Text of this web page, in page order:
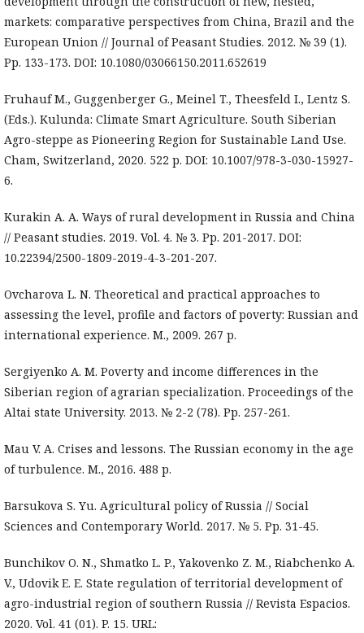
markets: comparative perspectives from China, Brazil and the
European Union // Journal of Peasant Studies. 2012. № 39 (1).
Pp. 133-173. DOI: 10.1080/03066150.2011.652619
Fruhauf M., Guggenberger G., Meinel T., Theesfeld I., Lentz S.
(Eds.). Kulunda: Climate Smart Agriculture. South Siberian
Agro-steppe as Pioneering Region for Sustainable Land Use.
Cham, Switzerland, 2020. 522 p. DOI: 10.1007/978-3-030-15927-
6.
Kurakin A. A. Ways of rural development in Russia and China
// Peasant studies. 2019. Vol. 4. № 3. Pp. 201-2017. DOI:
10.22394/2500-1809-2019-4-3-201-207.
Ovcharova L. N. Theoretical and practical approaches to
assessing the level, profile and factors of poverty: Russian and
international experience. M., 2009. 267 p.
Sergiyenko A. M. Poverty and income differences in the
Siberian region of agrarian specialization. Proceedings of the
Altai state University. 2013. № 2-2 (78). Pp. 257-261.
Mau V. A. Crises and lessons. The Russian economy in the age
of turbulence. M., 2016. 488 p.
Barsukova S. Yu. Agricultural policy of Russia // Social
Sciences and Contemporary World. 2017. № 5. Pp. 31-45.
Bunchikov O. N., Shmatko L. P., Yakovenko Z. M., Riabchenko A.
V., Udovik E. E. State regulation of territorial development of
agro-industrial region of southern Russia // Revista Espacios.
2020. Vol. 41 (01). P. 15. URL: